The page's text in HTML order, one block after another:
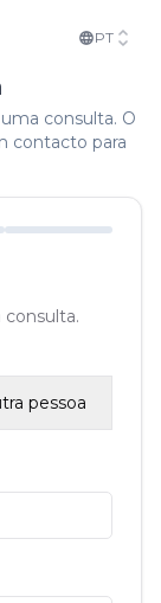
PT
consulta. O
contacto para
consulta.
pessoa